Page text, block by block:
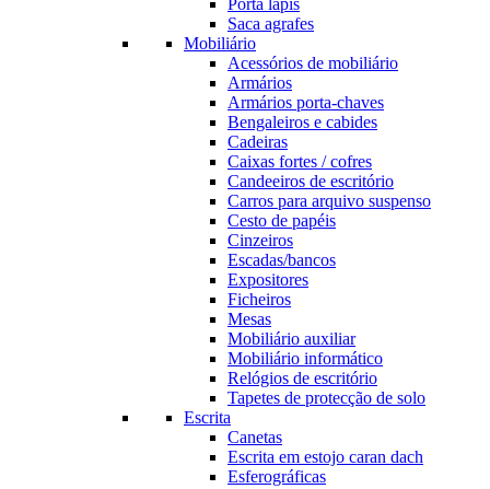
Porta lápis
Saca agrafes
Mobiliário
Acessórios de mobiliário
Armários
Armários porta-chaves
Bengaleiros e cabides
Cadeiras
Caixas fortes / cofres
Candeeiros de escritório
Carros para arquivo suspenso
Cesto de papéis
Cinzeiros
Escadas/bancos
Expositores
Ficheiros
Mesas
Mobiliário auxiliar
Mobiliário informático
Relógios de escritório
Tapetes de protecção de solo
Escrita
Canetas
Escrita em estojo caran dach
Esferográficas